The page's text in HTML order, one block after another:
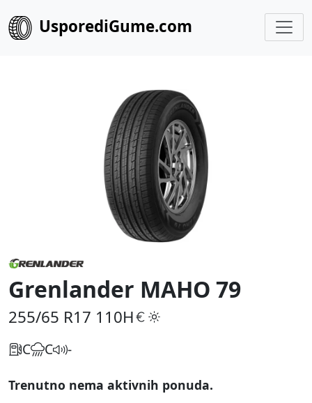
UsporediGume.com
Grenlander MAHO 79
255/65 R17 110H
C C -
Trenutno nema aktivnih ponuda.